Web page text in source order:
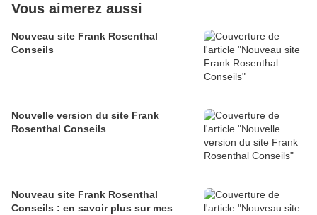
Vous aimerez aussi
Nouveau site Frank Rosenthal
Conseils
Nouvelle version du site Frank
Rosenthal Conseils
Nouveau site Frank Rosenthal
Conseils : en savoir plus sur mes